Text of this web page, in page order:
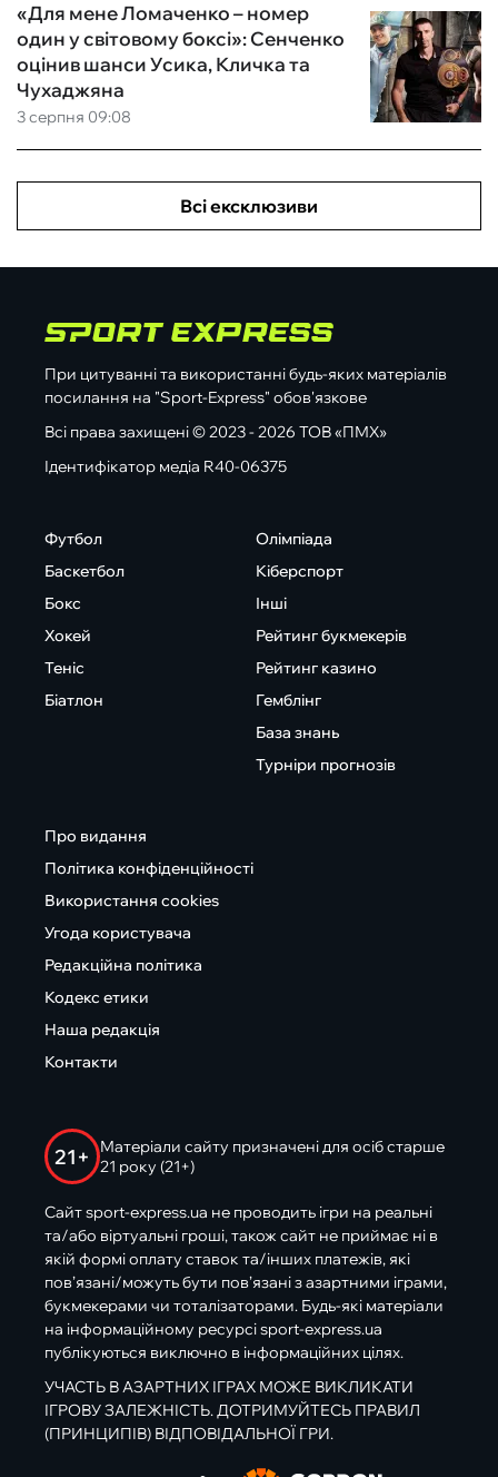
3 серпня 09:08
«Для мене Ломаченко – номер
один у світовому боксі»: Сенченко
оцінив шанси Усика, Кличка та
Чухаджяна
Всі ексклюзиви
При цитуванні та використанні будь-яких матеріалів
посилання на "Sport-Express" обов'язкове
Всі права захищені © 2023 - 2026 ТОВ «ПМХ»
Ідентифікатор медіа R40-06375
Футбол
Баскетбол
Бокс
Хокей
Теніс
Біатлон
Олімпіада
Кіберспорт
Інші
Рейтинг букмекерів
Рейтинг казино
Гемблінг
База знань
Турніри прогнозів
Про видання
Політика конфіденційності
Використання cookies
Угода користувача
Редакційна політика
Кодекс етики
Наша редакція
Контакти
21+
Матеріали сайту призначені для осіб старше
21 року (21+)
Сайт sport-express.ua не проводить ігри на реальні
та/або віртуальні гроші, також сайт не приймає ні в
якій формі оплату ставок та/інших платежів, які
пов’язані/можуть бути пов’язані з азартними іграми,
букмекерами чи тоталізаторами. Будь-які матеріали
на інформаційному ресурсі sport-express.ua
публікуються виключно в інформаційних цілях.
УЧАСТЬ В АЗАРТНИХ ІГРАХ МОЖЕ ВИКЛИКАТИ
ІГРОВУ ЗАЛЕЖНІСТЬ. ДОТРИМУЙТЕСЬ ПРАВИЛ
(ПРИНЦИПІВ) ВІДПОВІДАЛЬНОЇ ГРИ.